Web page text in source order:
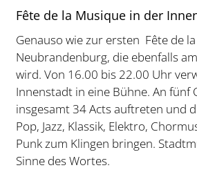
Fête de la Musique in der
Genauso wie zur ersten Fête de
Neubrandenburg, die ebenfalls
wird. Von 16.00 bis 22.00 Uhr
Innenstadt in eine Bühne. An fünf
insgesamt 34 Acts auftreten und
Pop, Jazz, Klassik, Elektro,
Punk zum Klingen bringen.
Sinne des Wortes.